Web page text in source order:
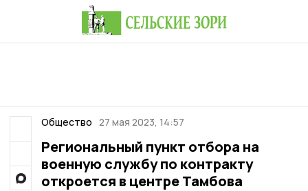
Общество 27 мая 2023, 14:57
Региональный пункт отбора на
военную службу по контракту
откроется в центре Тамбова